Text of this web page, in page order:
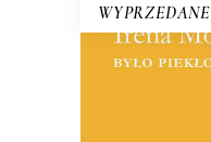
WYPRZEDANE